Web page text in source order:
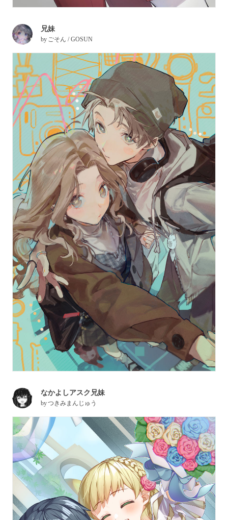
兄妹
by ごそん / GOSUN
なかよしアスク兄妹
byつきみまんじゅう